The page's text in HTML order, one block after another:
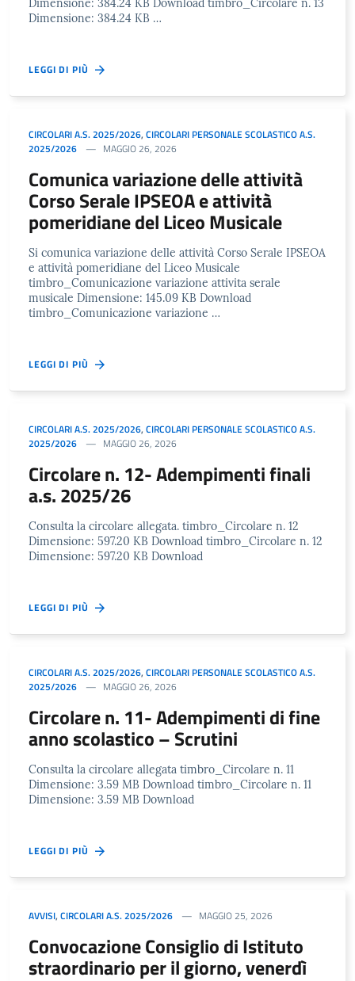
Dimensione: 384.24 KB …
LEGGI DI PIÙ
CIRCOLARI A.S. 2025/2026, CIRCOLARI PERSONALE SCOLASTICO A.S.
2025/2026
MAGGIO 26, 2026
Comunica variazione delle attività
Corso Serale IPSEOA e attività
pomeridiane del Liceo Musicale
Si comunica variazione delle attività Corso Serale IPSEOA
e attività pomeridiane del Liceo Musicale
timbro_Comunicazione variazione attivita serale
musicale Dimensione: 145.09 KB Download
timbro_Comunicazione variazione …
LEGGI DI PIÙ
CIRCOLARI A.S. 2025/2026, CIRCOLARI PERSONALE SCOLASTICO A.S.
2025/2026
MAGGIO 26, 2026
Circolare n. 12- Adempimenti finali
a.s. 2025/26
Consulta la circolare allegata. timbro_Circolare n. 12
Dimensione: 597.20 KB Download timbro_Circolare n. 12
Dimensione: 597.20 KB Download
LEGGI DI PIÙ
CIRCOLARI A.S. 2025/2026, CIRCOLARI PERSONALE SCOLASTICO A.S.
2025/2026
MAGGIO 26, 2026
Circolare n. 11- Adempimenti di fine
anno scolastico – Scrutini
Consulta la circolare allegata timbro_Circolare n. 11
Dimensione: 3.59 MB Download timbro_Circolare n. 11
Dimensione: 3.59 MB Download
LEGGI DI PIÙ
AVVISI, CIRCOLARI A.S. 2025/2026 MAGGIO 25, 2026
Convocazione Consiglio di Istituto
straordinario per il giorno, venerdì